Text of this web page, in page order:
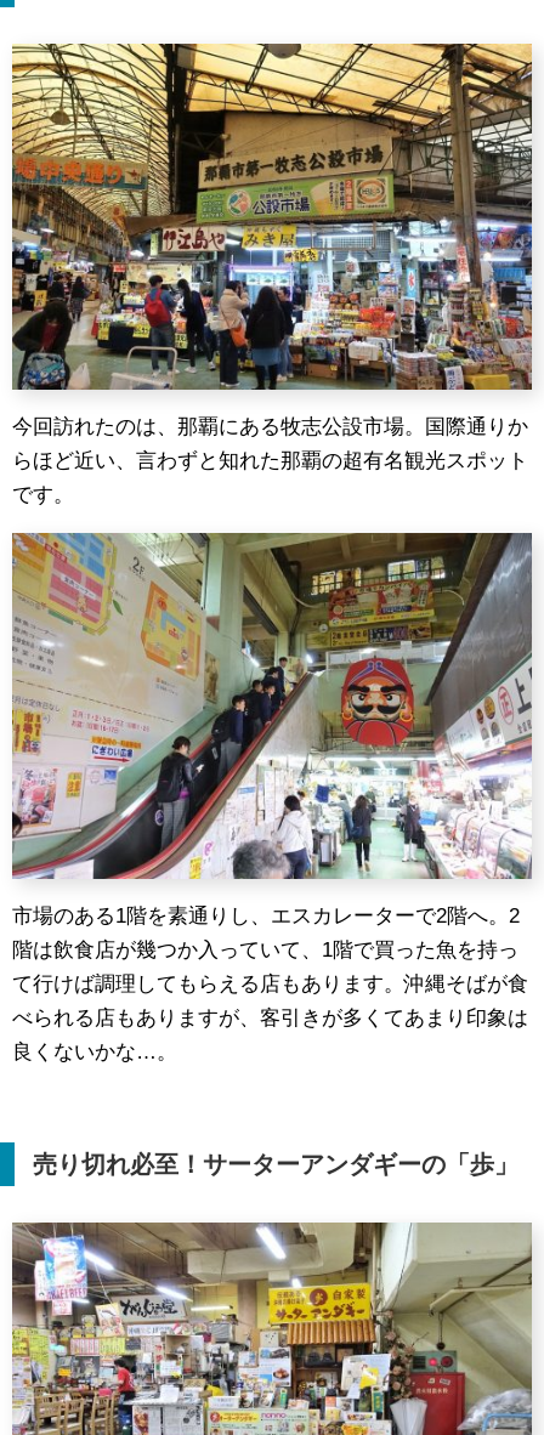
今回訪れたのは、那覇にある牧志公設市場。国際通りか
らほど近い、言わずと知れた那覇の超有名観光スポット
です。
市場のある1階を素通りし、エスカレーターで2階へ。2
階は飲食店が幾つか入っていて、1階で買った魚を持っ
て行けば調理してもらえる店もあります。沖縄そばが食
べられる店もありますが、客引きが多くてあまり印象は
良くないかな…。
売り切れ必至！サーターアンダギーの「歩」